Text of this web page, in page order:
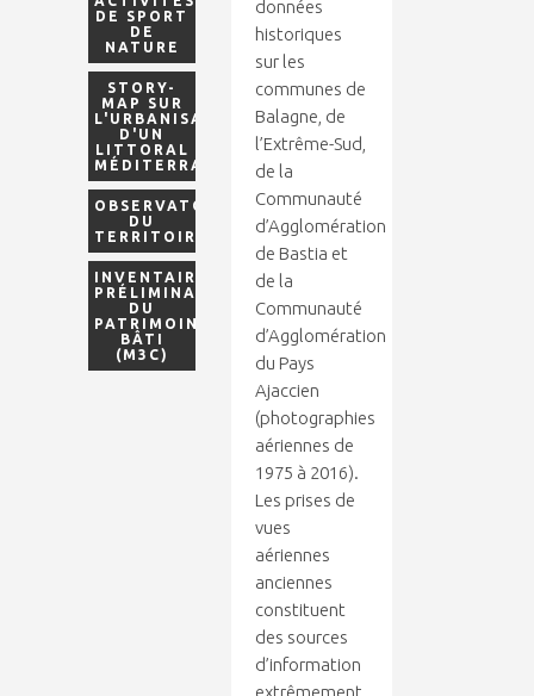
DE SPORT
DE
NATURE
STORY-
MAP SUR
L'URBANISATION
D'UN
LITTORAL
MÉDITERRANÉEN
OBSERVATOIRE
DU
TERRITOIRE
INVENTAIRE
PRÉLIMINAIRE
DU
PATRIMOINE
BÂTI
(M3C)
données
historiques
sur les
communes de
Balagne, de
l’Extrême-Sud,
de la
Communauté
d’Agglomération
de Bastia et
de la
Communauté
d’Agglomération
du Pays
Ajaccien
(photographies
aériennes de
1975 à 2016).
Les prises de
vues
aériennes
anciennes
constituent
des sources
d’information